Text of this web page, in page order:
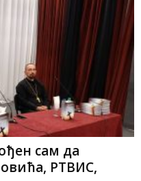
сам да
РТВИС,